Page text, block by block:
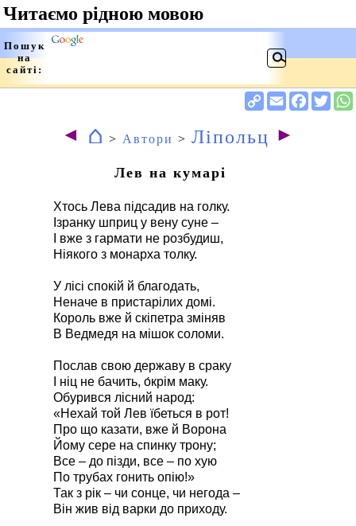
◄ ⌂ > Автори > Ліпольц ►
Лев на кумарі
Хтось Лева підсадив на голку.
Ізранку шприц у вену суне –
І вже з гармати не розбудиш,
Ніякого з монарха толку.
У лісі спокій й благодать,
Неначе в пристарілих домі.
Король вже й скіпетра зміняв
В Ведмедя на мішок соломи.
Послав свою державу в сраку
І ніц не бачить, о́крім маку.
Обурився лісний народ:
«Нехай той Лев їбеться в рот!
Про що казати, вже й Ворона
Йому сере на спинку трону;
Все – до пізди, все – по хую
По трубах гонить опію!»
Так з рік – чи сонце, чи негода –
Він жив від варки до приходу.